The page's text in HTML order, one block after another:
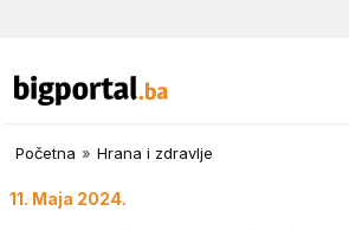
Početna » Hrana i zdravlje
11. Maja 2024.